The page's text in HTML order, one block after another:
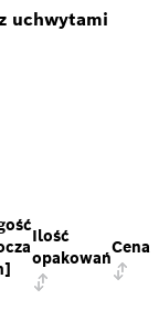
uchwytami
Ilość
opakowań
Cena